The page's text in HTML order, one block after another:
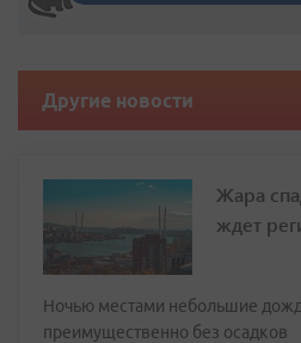
Другие новости
Жара
ждет
Ночью местами небольшие
преимущественно без осадков